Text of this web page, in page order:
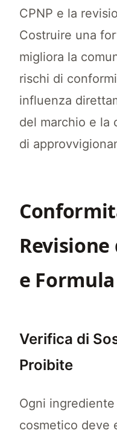
CPNP e la
Costruire una
migliora la
rischi di
influenza
del marchio e la
di
e Formula
Verifica di
Proibite
Ogni
cosmetico deve